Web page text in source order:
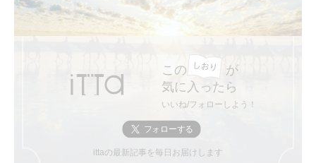
この
が
気に入ったら
いいね/フォローしよう！
ittaの最新記事を毎日お届けします